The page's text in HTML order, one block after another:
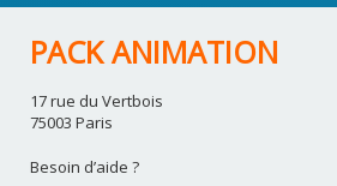
PACK ANIMATION
17 rue du Vertbois
75003 Paris
Besoin d’aide ?